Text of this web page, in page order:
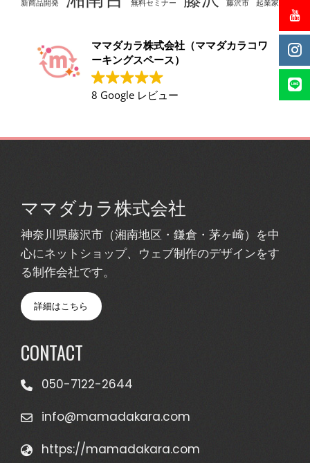
新商品開発 無料セミナー 藤沢市 起業家
ママダカラ株式会社（ママダカラコワ
ーキングスペース）
8 Google レビュー
ママダカラ株式会社
神奈川県藤沢市（湘南地区・鎌倉・茅ヶ崎）を中
心にネットショップ、ウェブ制作のデザインをす
る制作会社です。
詳細はこちら
CONTACT
050-7122-2644
info@mamadakara.com
https://mamadakara.com